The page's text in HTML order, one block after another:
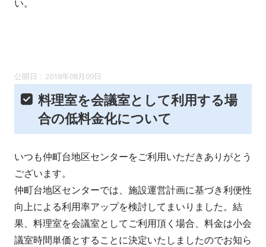
い。
2018年08月09日
料理室を会議室として利用する場
合の低料金化について
いつも仲町台地区センターをご利用いただきありがとう
ございます。
仲町台地区センターでは、施設運営計画に基づき利便性
向上による利用率アップを検討してまいりました。結
果、料理室を会議室としてご利用頂く場合、料金は小会
議室時間単価とすることに決定いたしましたのでお知ら